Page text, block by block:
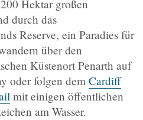
Hektar großen
durch das
Reserve, ein Paradies für
über den
Küstenort Penarth auf
oder folgen dem Cardiff
mit einigen öffentlichen
am Wasser.